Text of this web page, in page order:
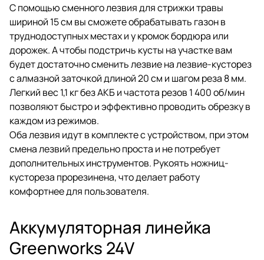
С помощью сменного лезвия для стрижки травы
шириной 15 см вы сможете обрабатывать газон в
труднодоступных местах и у кромок бордюра или
дорожек. А чтобы подстричь кусты на участке вам
будет достаточно сменить лезвие на лезвие-кусторез
с алмазной заточкой длиной 20 см и шагом реза 8 мм.
Легкий вес 1,1 кг без АКБ и частота резов 1 400 об/мин
позволяют быстро и эффективно проводить обрезку в
каждом из режимов.
Оба лезвия идут в комплекте с устройством, при этом
смена лезвий предельно проста и не потребует
дополнительных инструментов. Рукоять ножниц-
кустореза прорезинена, что делает работу
комфортнее для пользователя.
Аккумуляторная линейка
Greenworks 24V